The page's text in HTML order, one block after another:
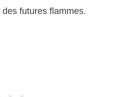
futures flammes.